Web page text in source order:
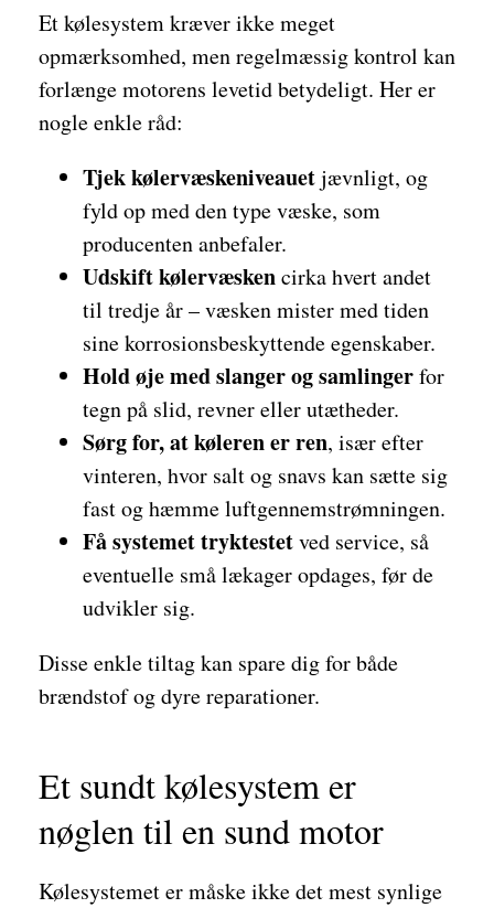
Et kølesystem kræver ikke meget
opmærksomhed, men regelmæssig kontrol kan
forlænge motorens levetid betydeligt. Her er
nogle enkle råd:
Tjek kølervæskeniveauetjævnligt, og
fyld op med den type væske, som
producenten anbefaler.
Udskift kølervæskencirka hvert andet
til tredje år – væsken mister med tiden
sine korrosionsbeskyttende egenskaber.
Hold øje med slanger og samlingerfor
tegn på slid, revner eller utætheder.
Sørg for, at køleren er ren, især efter
vinteren, hvor salt og snavs kan sætte sig
fast og hæmme luftgennemstrømningen.
Få systemet tryktestetved service, så
eventuelle små lækager opdages, før de
udvikler sig.
Disse enkle tiltag kan spare dig for både
brændstof og dyre reparationer.
Et sundt kølesystem er
nøglen til en sund motor
Kølesystemet er måske ikke det mest synlige